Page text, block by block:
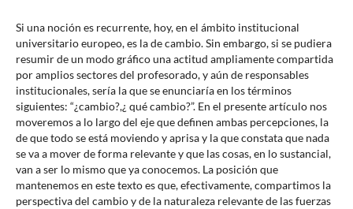
Si una noción es recurrente, hoy, en el ámbito institucional
universitario europeo, es la de cambio. Sin embargo, si se pudiera
resumir de un modo gráfico una actitud ampliamente compartida
por amplios sectores del profesorado, y aún de responsables
institucionales, sería la que se enunciaría en los términos
siguientes: “¿cambio?,¿ qué cambio?”. En el presente artículo nos
moveremos a lo largo del eje que definen ambas percepciones, la
de que todo se está moviendo y aprisa y la que constata que nada
se va a mover de forma relevante y que las cosas, en lo sustancial,
van a ser lo mismo que ya conocemos. La posición que
mantenemos en este texto es que, efectivamente, compartimos la
perspectiva del cambio y de la naturaleza relevante de las fuerzas